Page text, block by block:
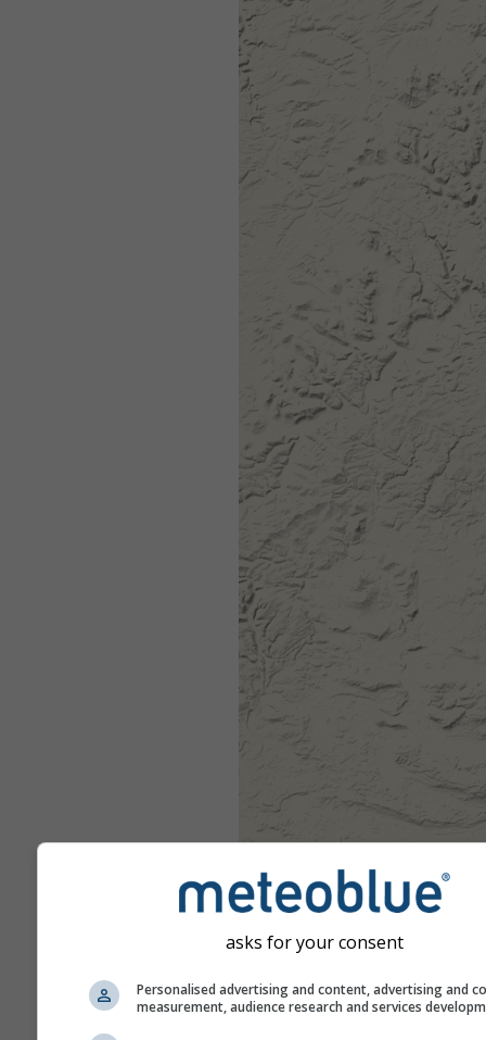
asks for your consent
Personalised advertising and content, advertising and
measurement, audience research and services